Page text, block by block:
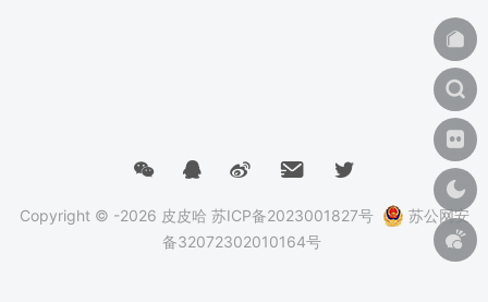
Copyright © -2026 皮皮哈 苏ICP备2023001827号
苏公网安
备32072302010164号